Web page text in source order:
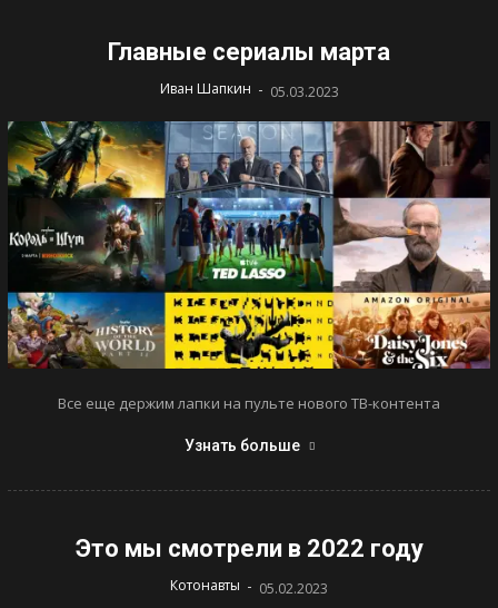
Главные сериалы марта
Иван Шапкин - 05.03.2023
Все еще держим лапки на пульте нового ТВ-контента
Узнать больше
Это мы смотрели в 2022 году
Котонавты - 05.02.2023